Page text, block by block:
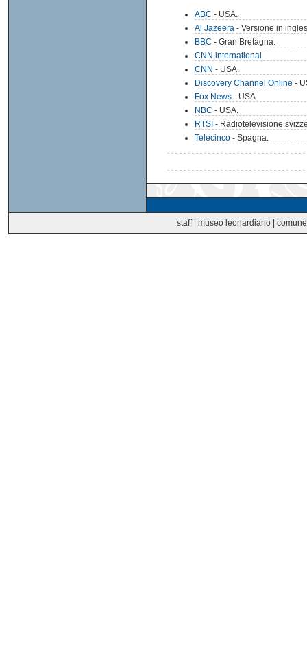
ABC - USA.
Al Jazeera - Versione in
BBC - Gran Bretagna.
CNN international
CNN - USA.
Discovery Channel Online -
Fox News - USA.
NBC - USA.
RTSI - Radiotelevisione
Telecinco - Spagna.
staff| museo leonardiano|